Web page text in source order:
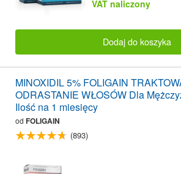
VAT naliczony
Dodaj do koszyka
MINOXIDIL 5% FOLIGAIN
ODRASTANIE WŁOSÓW Dla
Ilość na 1 miesięcy
od FOLIGAIN
(893)